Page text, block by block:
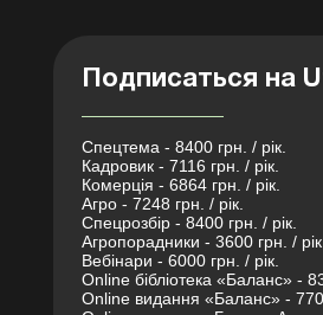
Подписаться на
Спецтема - 8400 грн. / рік.
Кадровик - 7116 грн. / рік.
Комерція - 6864 грн. / рік.
Агро - 7248 грн. / рік.
Спецрозбір - 8400 грн. / рік.
Агропорадники - 3600 грн. /
Вебінари - 6000 грн. / рік.
Online бібліотека «Баланс» -
Online видання «Баланс» -